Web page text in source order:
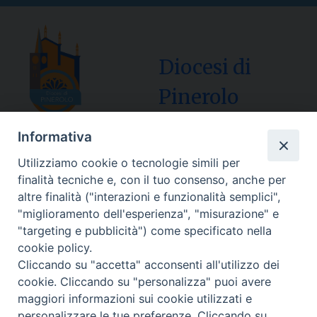
Diocesi di
Pinerolo
Sede Curia:
Via Vescovado, 1 – 10064 Pinerolo
Segreteria Generale Centralino Tel: 0121.37.33.20
e-mail: centralino@diocesipinerolo.it
Orari e giorni di apertura:
Lunedì, Mercoledì e Venerdì: ore 9:15 – 11:30;
Informativa
Utilizziamo cookie o tecnologie simili per
finalità tecniche e, con il tuo consenso, anche per
altre finalità ("interazioni e funzionalità semplici",
"miglioramento dell'esperienza", "misurazione" e
"targeting e pubblicità") come specificato nella
cookie policy.
Cliccando su "accetta" acconsenti all'utilizzo dei
cookie. Cliccando su "personalizza" puoi avere
maggiori informazioni sui cookie utilizzati e